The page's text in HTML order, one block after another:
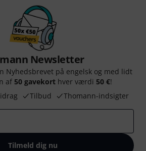
Newsletter
Nyhedsbrevet på engelsk og med lidt
af 50 gavekort hver værdi 50 €!
Tilbud Thomann-indsigter
Tilmeld dig nu